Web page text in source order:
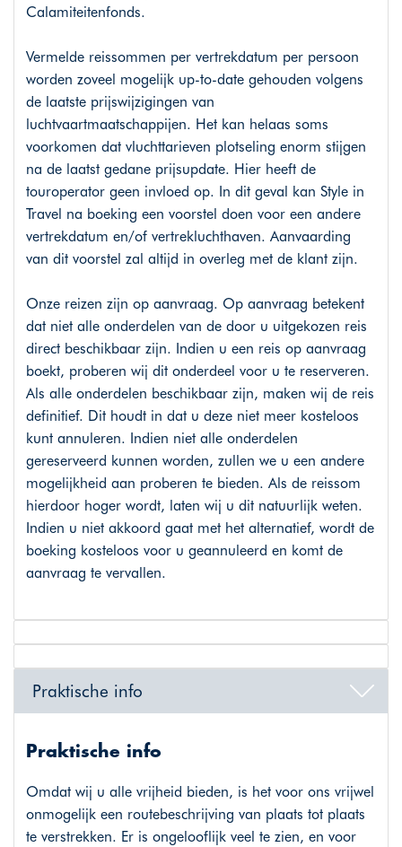
Calamiteitenfonds.
Vermelde reissommen per vertrekdatum per persoon
worden zoveel mogelijk up-to-date gehouden volgens
de laatste prijswijzigingen van
luchtvaartmaatschappijen. Het kan helaas soms
voorkomen dat vluchttarieven plotseling enorm stijgen
na de laatst gedane prijsupdate. Hier heeft de
touroperator geen invloed op. In dit geval kan Style in
Travel na boeking een voorstel doen voor een andere
vertrekdatum en/of vertrekluchthaven. Aanvaarding
van dit voorstel zal altijd in overleg met de klant zijn.
Onze reizen zijn op aanvraag. Op aanvraag betekent
dat niet alle onderdelen van de door u uitgekozen reis
direct beschikbaar zijn. Indien u een reis op aanvraag
boekt, proberen wij dit onderdeel voor u te reserveren.
Als alle onderdelen beschikbaar zijn, maken wij de reis
definitief. Dit houdt in dat u deze niet meer kosteloos
kunt annuleren. Indien niet alle onderdelen
gereserveerd kunnen worden, zullen we u een andere
mogelijkheid aan proberen te bieden. Als de reissom
hierdoor hoger wordt, laten wij u dit natuurlijk weten.
Indien u niet akkoord gaat met het alternatief, wordt de
boeking kosteloos voor u geannuleerd en komt de
aanvraag te vervallen.
Praktische info
Praktische info
Omdat wij u alle vrijheid bieden, is het voor ons vrijwel
onmogelijk een routebeschrijving van plaats tot plaats
te verstrekken. Er is ongelooflijk veel te zien, en voor